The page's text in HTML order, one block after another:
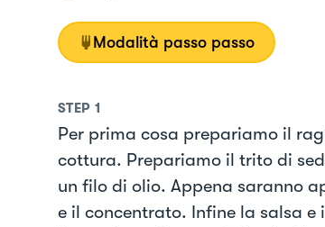
Modalità passo passo
STEP 1
Per prima cosa prepariamo il
cottura. Prepariamo il trito di
un filo di olio. Appena saranno
e il concentrato. Infine la salsa